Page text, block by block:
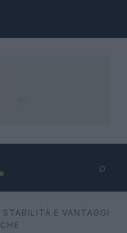
⌕
⌕ ×
E VANTAGGI